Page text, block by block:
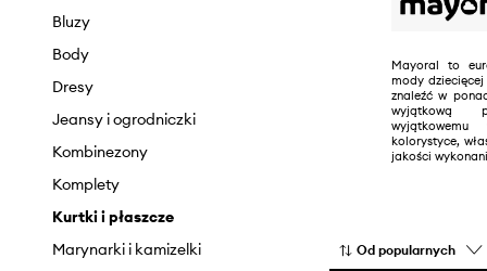
Jeansy i ogrodniczki
Komplety
Koszule
Kurtki i płaszcze
Marynarki i garnitury
Odzież kąpielowa
Skarpetki
Spodnie
Klapki i sandały
Mokasyny i półbuty
Sneakersy
Zimowe
Krawaty i muchy
Paski
Plecaki
Rękawiczki
Szaliki i chusty
Tekstylia
Bluzy
Body
Dresy
Jeansy i ogrodniczki
Kombinezony
Komplety
Kurtki i płaszcze
Marynarki i kamizelki
Mayoral to
mody
znaleźć w
wyjątkową
wyjątkowemu
kolorystyce,
jakości
Od popularnych